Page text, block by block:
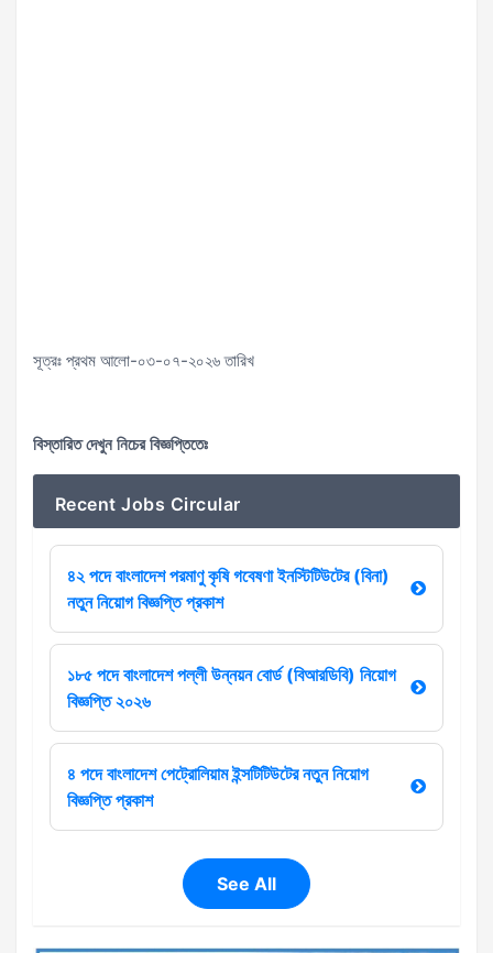
সূত্রঃ প্রথম আলো-০৩-০৭-২০২৬ তারিখ
বিস্তারিত দেখুন নিচের বিজ্ঞপ্তিতেঃ
Recent Jobs Circular
৪২ পদে বাংলাদেশ পরমাণু কৃষি গবেষণা ইনস্টিটিউটের (বিনা)
নতুন নিয়োগ বিজ্ঞপ্তি প্রকাশ
১৮৫ পদে বাংলাদেশ পল্লী উন্নয়ন বোর্ড (বিআরডিবি) নিয়োগ
বিজ্ঞপ্তি ২০২৬
৪ পদে বাংলাদেশ পেট্রোলিয়াম ইন্সটিটিউটের নতুন নিয়োগ
বিজ্ঞপ্তি প্রকাশ
See All